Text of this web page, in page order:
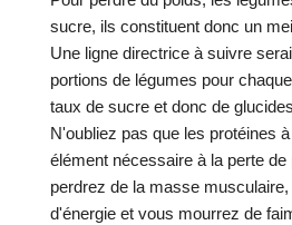
sucre, ils constituent donc un
Une ligne directrice à suivre
portions de légumes pour
taux de sucre et donc de
N'oubliez pas que les protéines
élément nécessaire à la perte
perdrez de la masse
d'énergie et vous mourrez de